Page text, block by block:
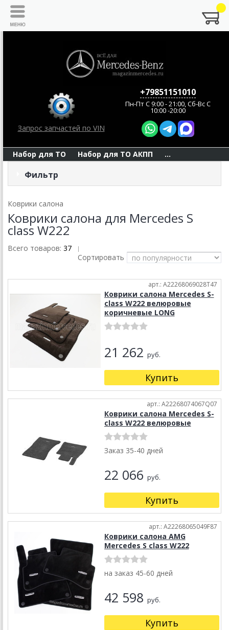
Запрос запчастей по VIN
+79851151010
Пн-Пт C 9:00 - 21:00, Сб-Вс С
10:00 -20:00
Набор для ТО Набор для ТО АКПП ...
Фильтр
Коврики салона
Коврики салона для Mercedes S
class W222
Всего товаров: 37 |
Сортировать
арт.: A22268069028T47
Коврики салона Mercedes S-
class W222 велюровые
коричневые LONG
21 262 руб.
Купить
арт.: A22268074067Q07
Коврики салона Mercedes S-
class W222 велюровые
Заказ 35-40 дней
22 066 руб.
Купить
арт.: A22268065049F87
Коврики салона AMG
Mercedes S class W222
на заказ 45-60 дней
42 598 руб.
Купить